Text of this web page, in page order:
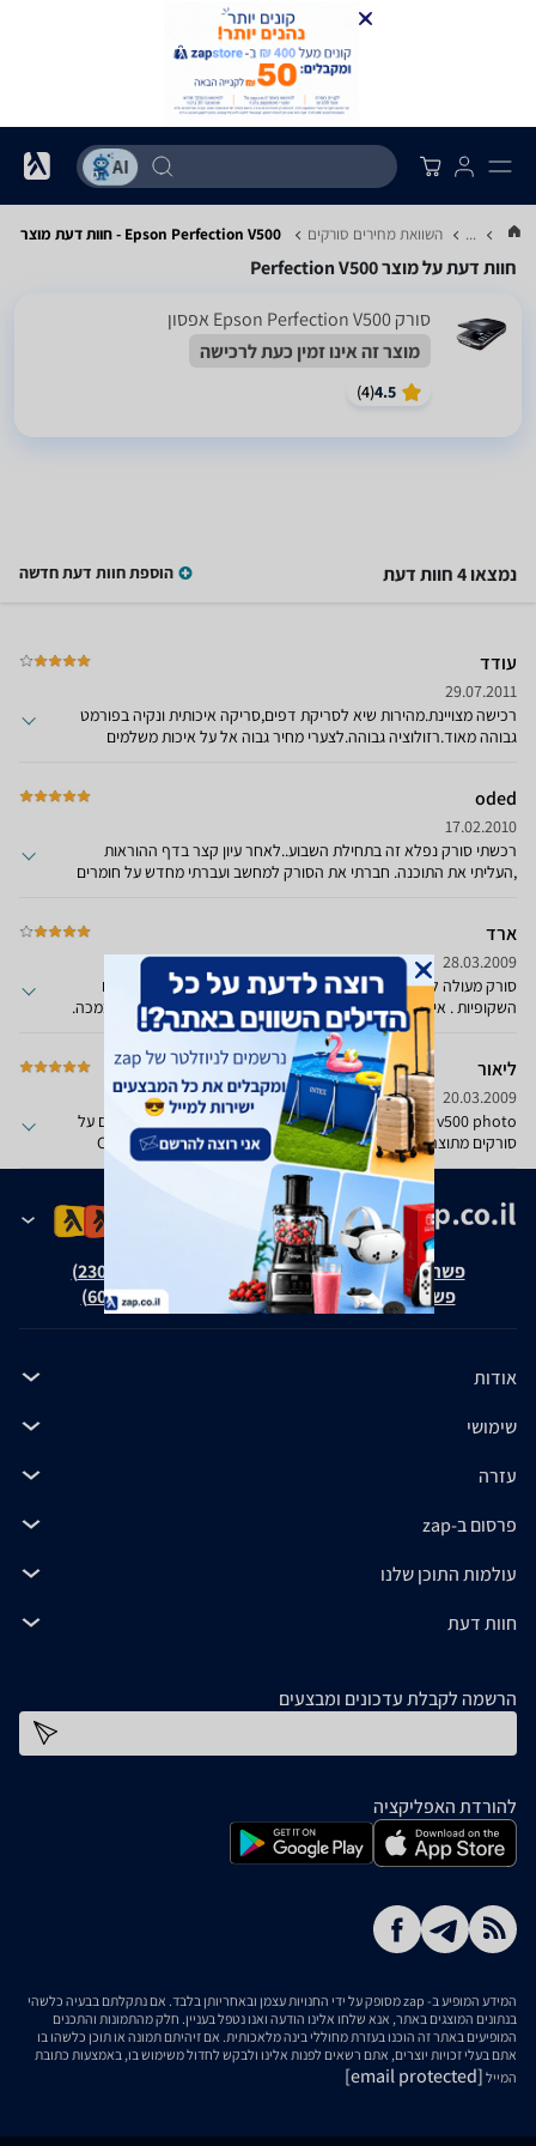
... השוואת מחירים סורקים Epson Perfection V500 - חוות דעת מוצר
חוות דעת על מוצר Perfection V500
סורק Epson Perfection V500 אפסון
מוצר זה אינו זמין כעת לרכישה
4.5
(
4
)
נמצאו 4 חוות דעת הוספת חוות דעת חדשה
עודד
29.07.2011
רכישה מצויינת.מהירות שיא לסריקת דפים,סריקה איכותית ונקיה בפורמט
גבוהה מאוד.רזולוציה גבוהה.לצערי מחיר גבוה אל על איכות משלמים
oded
17.02.2010
רכשתי סורק נפלא זה בתחילת השבוע..לאחר עיון קצר בדף ההוראות
,העליתי את התוכנה. חברתי את הסורק למחשב ועברתי מחדש על חומרים
מעולה ובמידה הרבה יותר טובה מסורקים אחרים שהיו לי בחלקם מקצועים
3 והתקבלו תמונת מעולות ומיד וללא כל צורך לעבור לפוטושופ.יכולת
שחזור צבע וגווני אפור מצויינת .יכולת ניקוי שריטות, אבק,ושיחזור צבע
נפלאות
ארד
28.03.2009
סורק מעולה לתמונות , שקופיות ונגטיב - איכות בלתי מתפשרת בתחום
השקופיות . איכות תמונה מעולה - עד 1200 DPI ואף יותר4 שקופיות במכה.
עובד טוב פי שניים מהדגם הפשוט יותר V350
ליאור
20.03.2009
epson v500 photo סורק מצויין-רכשתי אותו השבוע,אני ממליץ בחום על
סורקים מתוצרת אפסון-כי הם מובילים בתחום זה.במדפסות-CANNON
.לחצנים נוחים-ייתרונות במסמכים-המרה של מסמכים רבים לקובץ PDF
פשרה בת"צ אבנצ'יק נ' זאפ גרופ (ת"צ 23008-08-20)
פשרה בת"צ כהנים נ' זאפ גרופ (ת"צ 60371-12-19)
אודות
שימושי
עזרה
פרסום ב-zap
עולמות התוכן שלנו
חוות דעת
הרשמה לקבלת עדכונים ומבצעים
להורדת האפליקציה
המידע המופיע ב- zap מסופק על ידי החנויות עצמן ובאחריותן בלבד. אם נתקלתם בבעיה כלשהי
בנתונים המוצגים באתר, אנא שלחו אלינו הודעה ואנו נטפל בעניין. חלק מהתמונות והתכנים
המופיעים באתר זה הוכנו בעזרת מחוללי בינה מלאכותית. אם זיהיתם תמונה או תוכן כלשהו בו
אתם בעלי זכויות יוצרים, אתם רשאים לפנות אלינו ולבקש לחדול משימוש בו, באמצעות כתובת
המייל [email protected]